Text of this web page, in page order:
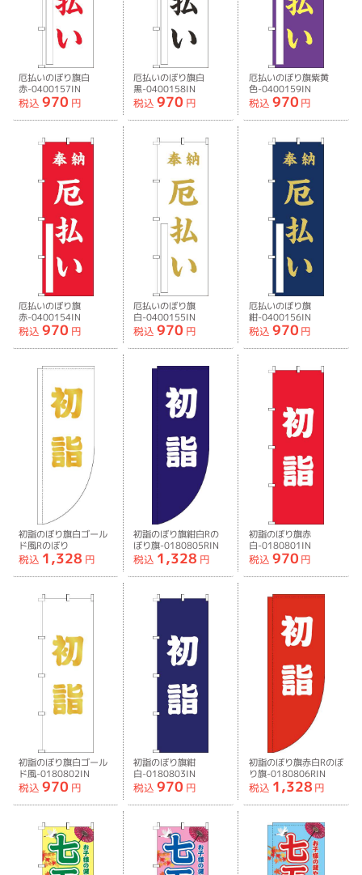
厄払いのぼり旗白
赤-0400157IN
税込 970 円
厄払いのぼり旗白
黒-0400158IN
税込 970 円
厄払いのぼり旗紫黄
色-0400159IN
税込 970 円
厄払いのぼり旗
赤-0400154IN
税込 970 円
厄払いのぼり旗
白-0400155IN
税込 970 円
厄払いのぼり旗
紺-0400156IN
税込 970 円
初詣のぼり旗白ゴール
ド風Rのぼり
旗-0180804RIN
税込 1,328 円
初詣のぼり旗紺白Rの
ぼり旗-0180805RIN
税込 1,328 円
初詣のぼり旗赤
白-0180801IN
税込 970 円
初詣のぼり旗白ゴール
ド風-0180802IN
税込 970 円
初詣のぼり旗紺
白-0180803IN
税込 970 円
初詣のぼり旗赤白Rのぼ
り旗-0180806RIN
税込 1,328 円